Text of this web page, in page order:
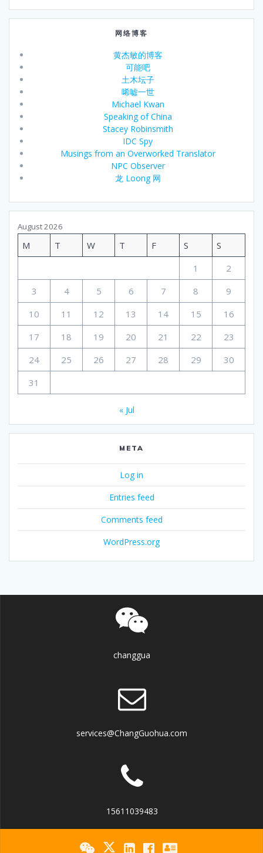
网络博客
黄杰敏的博客
可能吧
土木坛子
唏嘘一世
Michael Kwan
Speaking of China
Stacey Robinsmith
IDC Spy
Musings from an Overworked Translator
NPC Observer
龙 Loong 网
August 2026
M T W T F S
S
1
2
3
4 5 6 7 8
9
10
11 12 13 14 15
16
17
18 19 20 21 22
23
24
25 26 27 28 29
30
31
« Jul
META
Log in
Entries feed
Comments feed
WordPress.org
changgua
services@ChangGuohua.com
15611039483